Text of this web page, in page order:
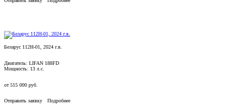
Беларус 112Н-01, 2024 г.в.
Мощность: 13 л.с.